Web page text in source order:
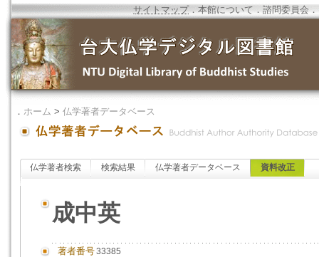
サイトマップ．本館について ．諮問委員会 ．
． ホーム > 仏学著者データベース
仏学著者検索 検索結果 仏学著者データベース 資料改正
成中英
著者番号33385